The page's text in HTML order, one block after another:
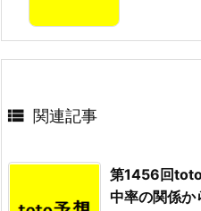
 関連記事
第1456回
中率の関係か